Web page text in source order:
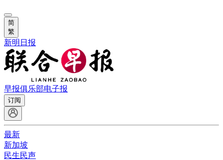
简
繁
新明日报
早报俱乐部电子报
订阅
最新
新加坡
民生民声